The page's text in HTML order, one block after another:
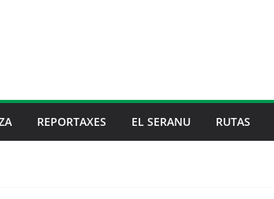
REPORTAXES EL SERANU RUTAS